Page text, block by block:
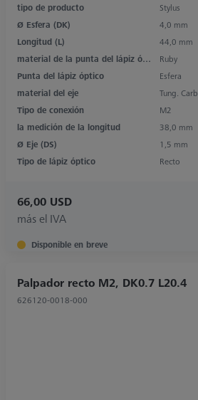
tipo de producto
Stylus
Ø Esfera (DK)
4,0 mm
Longitud (L)
44,0 mm
material de la punta del lápiz óptico
Ruby
Punta del lápiz óptico
Esfera
material del eje
Tung. Carb
Tipo de conexión
M2
la medición de la longitud
38,0 mm
Ø Eje (DS)
1,5 mm
Tipo de lápiz óptico
Recto
66,00 USD
más el IVA
Disponible en breve
Palpador recto M2, DK0.7 L20.4
626120-0018-000